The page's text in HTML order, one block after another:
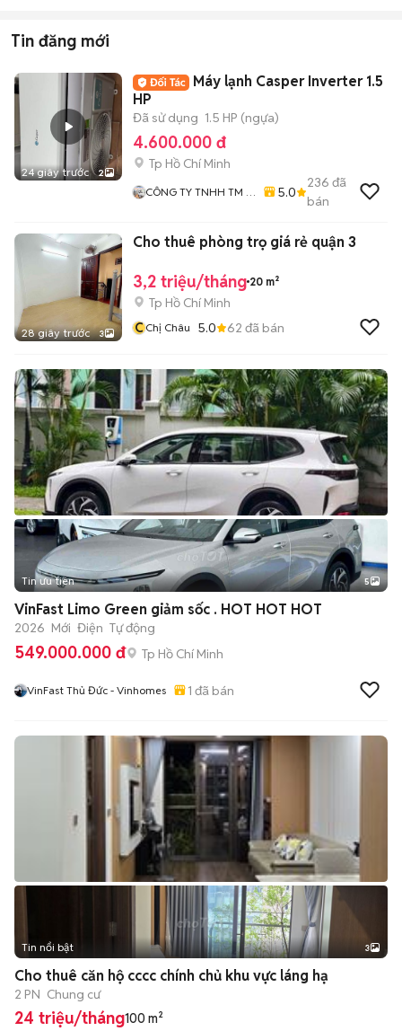
Tin đăng mới
24 giây trước 2
Máy lạnh Casper Inverter 1.5
HP
Đã sử dụng 1.5 HP (ngựa)
4.600.000 đ
Tp Hồ Chí Minh
CÔNG TY TNHH TM -
5.0
236 đã
bán
28 giây trước 3
Cho thuê phòng trọ giá rẻ quận 3
3,2 triệu/tháng 20 m²
Tp Hồ Chí Minh
CChị Châu 5.0 62 đã bán
Tin ưu tiên 5
VinFast Limo Green giảm sốc . HOT HOT HOT
2026 Mới Điện Tự động
549.000.000 đ Tp Hồ Chí Minh
VinFast Thủ Đức - Vinhomes 1 đã bán
Tin nổi bật 3
Cho thuê căn hộ cccc chính chủ khu vực láng hạ
2 PN Chung cư
24 triệu/tháng100 m²